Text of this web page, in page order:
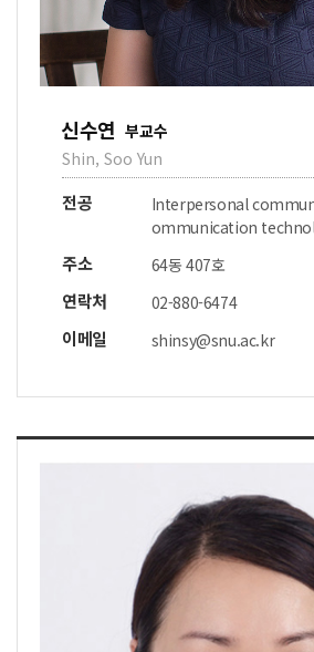
신수연 부교수
Shin, Soo Yun
전공
Interpersonal
ommunication
주소 64동 407호
연락처 02-880-6474
이메일
shinsy@snu.ac.kr